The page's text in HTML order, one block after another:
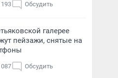
193 Обсудить
галерее
пейзажи, снятые на
087 Обсудить